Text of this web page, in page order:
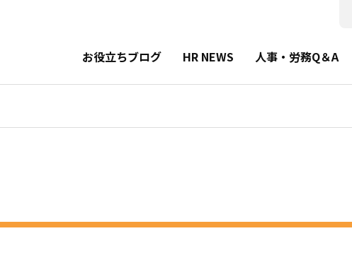
お役立ちブログ HR NEWS 人事・労務Q＆A